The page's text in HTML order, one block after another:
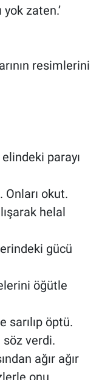
zaten.’
resimlerini
parayı
Onları okut.
helal
gücü
öğütle
sarılıp öptü.
verdi.
ağır ağır
onu